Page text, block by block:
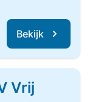
Bekijk
Vrij